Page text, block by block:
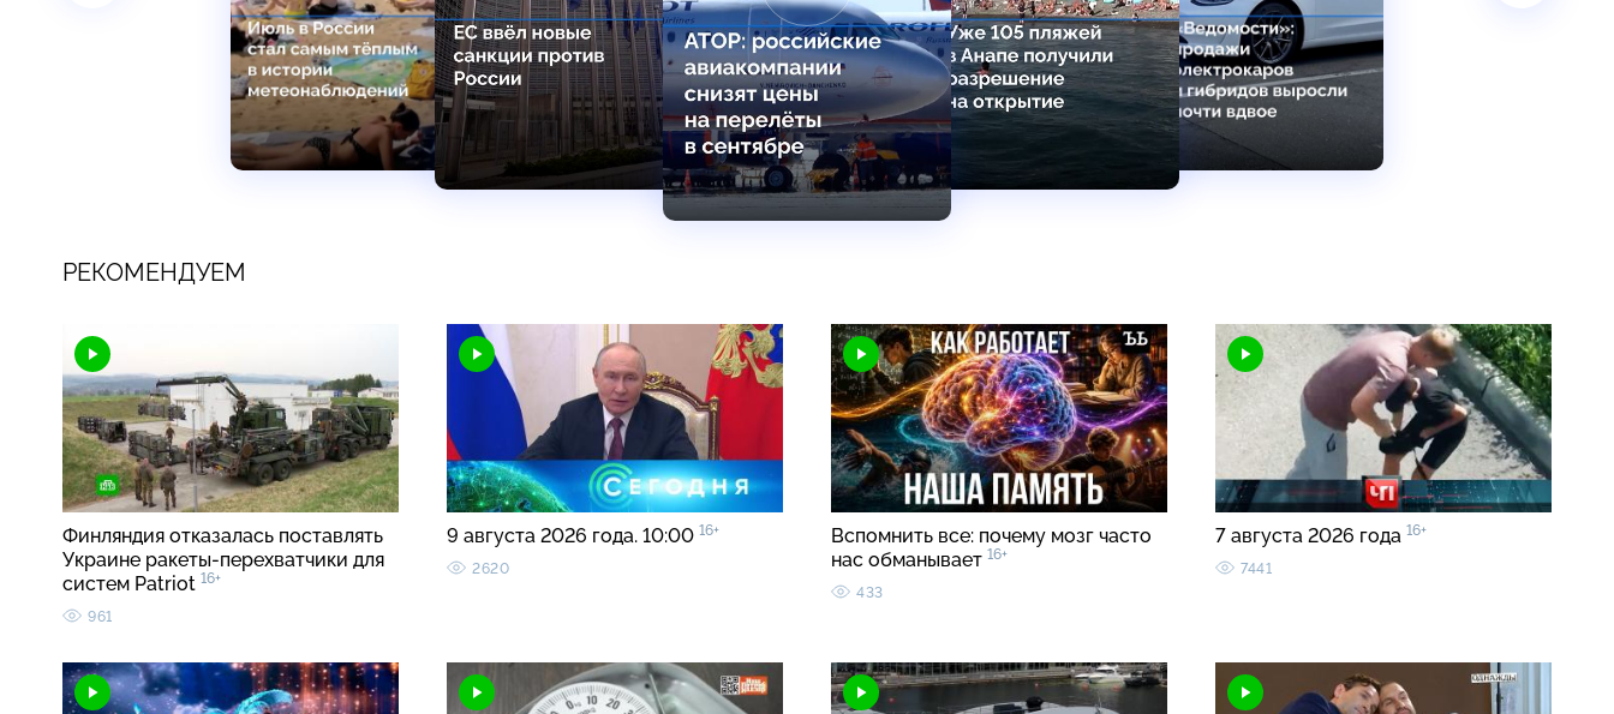
РЕКОМЕНДУЕМ
Финляндия отказалась поставлять
Украине ракеты-перехватчики для
систем Patriot 16+
961
9 августа 2026 года. 10:00 16+
2620
Вспомнить все: почему мозг часто
нас обманывает 16+
433
7 августа 2026 года 16+
7441